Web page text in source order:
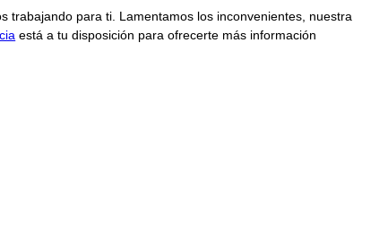
trabajando para ti. Lamentamos los inconvenientes, nuestra
está a tu disposición para ofrecerte más información